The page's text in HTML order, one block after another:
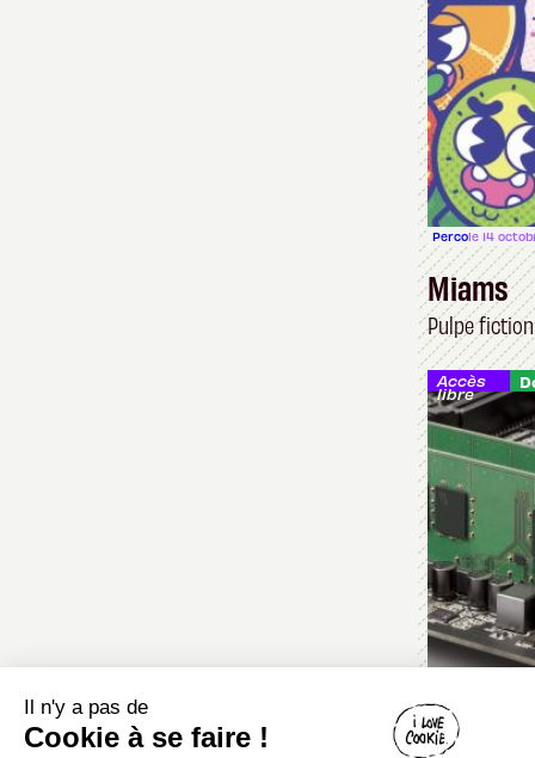
Percole 14
Miams
Pulpe fiction
Accès
libre
2026,
Il n'y a pas de
Cookie à se faire !